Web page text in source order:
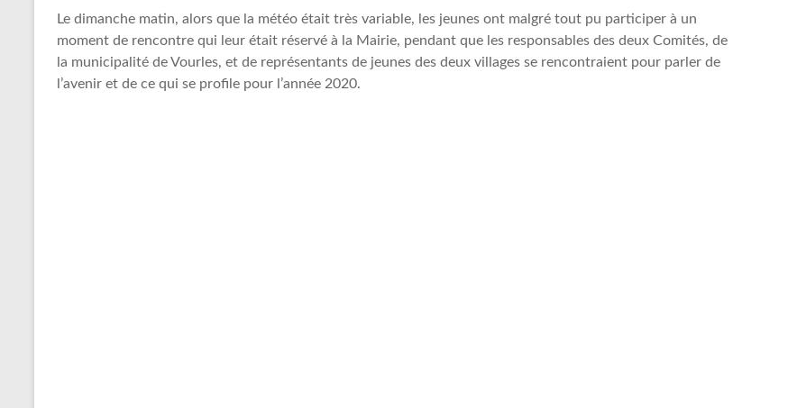
Le dimanche matin, alors que la météo était très variable, les jeunes ont malgré tout pu participer à un
moment de rencontre qui leur était réservé à la Mairie, pendant que les responsables des deux Comités, de
la municipalité de Vourles, et de représentants de jeunes des deux villages se rencontraient pour parler de
l’avenir et de ce qui se profile pour l’année 2020.